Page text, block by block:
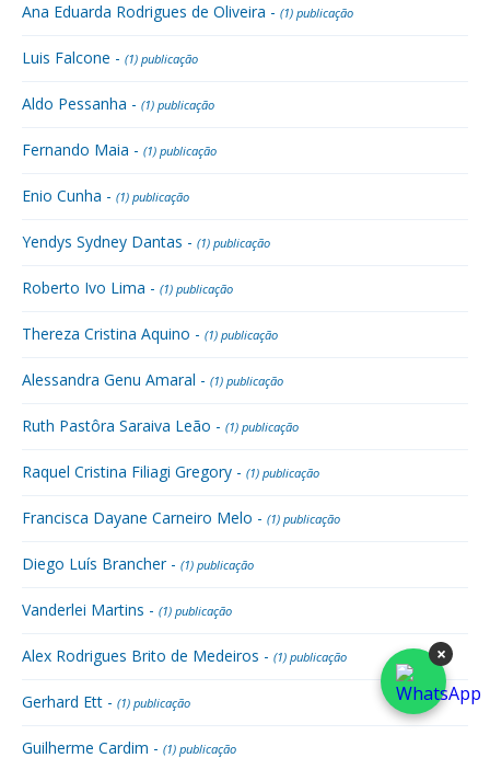
Ana Eduarda Rodrigues de Oliveira - (1) publicação
Luis Falcone - (1) publicação
Aldo Pessanha - (1) publicação
Fernando Maia - (1) publicação
Enio Cunha - (1) publicação
Yendys Sydney Dantas - (1) publicação
Roberto Ivo Lima - (1) publicação
Thereza Cristina Aquino - (1) publicação
Alessandra Genu Amaral - (1) publicação
Ruth Pastôra Saraiva Leão - (1) publicação
Raquel Cristina Filiagi Gregory - (1) publicação
Francisca Dayane Carneiro Melo - (1) publicação
Diego Luís Brancher - (1) publicação
Vanderlei Martins - (1) publicação
Alex Rodrigues Brito de Medeiros - (1) publicação
Gerhard Ett - (1) publicação
Guilherme Cardim - (1) publicação
×